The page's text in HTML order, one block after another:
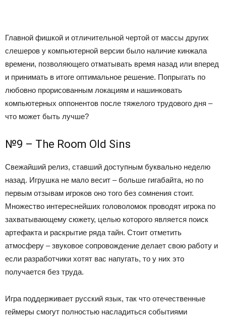
Главной фишкой и отличительной чертой от массы других
слешеров у компьютерной версии было наличие кинжала
времени, позволяющего отматывать время назад или вперед
и принимать в итоге оптимальное решение. Попрыгать по
любовно прорисованным локациям и нашинковать
компьютерных оппонентов после тяжелого трудового дня –
что может быть лучше?
№9 – The Room Old Sins
Свежайший релиз, ставший доступным буквально неделю
назад. Игрушка не мало весит – больше гигабайта, но по
первым отзывам игроков оно того без сомнения стоит.
Множество интереснейших головоломок проводят игрока по
захватывающему сюжету, целью которого является поиск
артефакта и раскрытие ряда тайн. Стоит отметить
атмосферу – звуковое сопровождение делает свою работу и
если разработчики хотят вас напугать, то у них это
получается без труда.
Игра поддерживает русский язык, так что отечественные
геймеры смогут полностью насладиться событиями